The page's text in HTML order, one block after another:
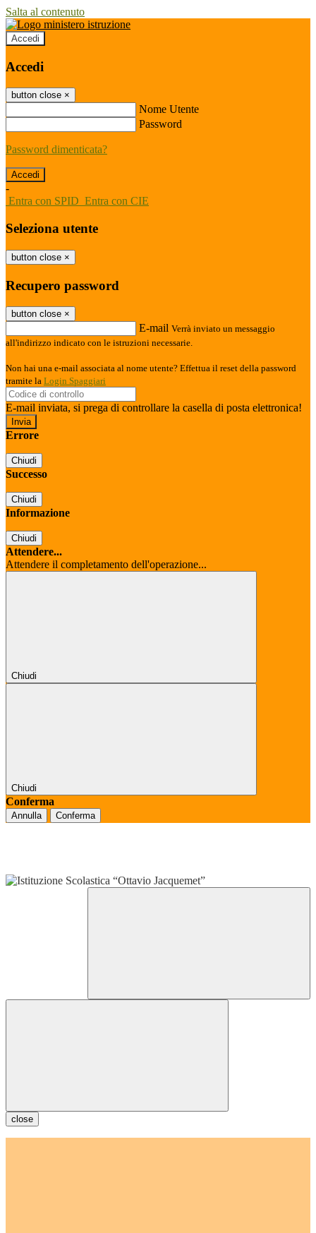
Salta al contenuto
Accedi
Accedi
button close ×
Nome Utente
Password
Password dimenticata?
-
Entra con SPID Entra con CIE
Seleziona utente
button close ×
Recupero password
button close ×
E-mail Verrà inviato un messaggio
all'indirizzo indicato con le istruzioni necessarie.
Non hai una e-mail associata al nome utente? Effettua il reset della password
tramite la Login Spaggiari
E-mail inviata, si prega di controllare la casella di posta elettronica!
Errore
Chiudi
Successo
Chiudi
Informazione
Chiudi
Attendere...
Attendere il completamento dell'operazione...
Chiudi
Chiudi
Conferma
Annulla Conferma
close